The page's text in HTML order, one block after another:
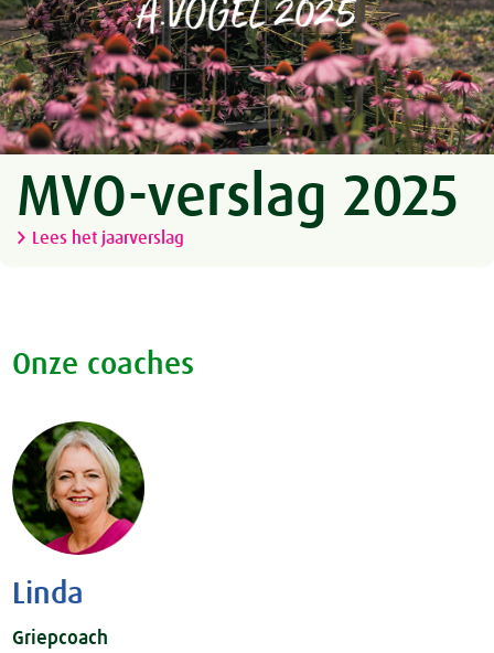
MVO-verslag 2025
Lees het jaarverslag
Onze coaches
Linda
Griepcoach